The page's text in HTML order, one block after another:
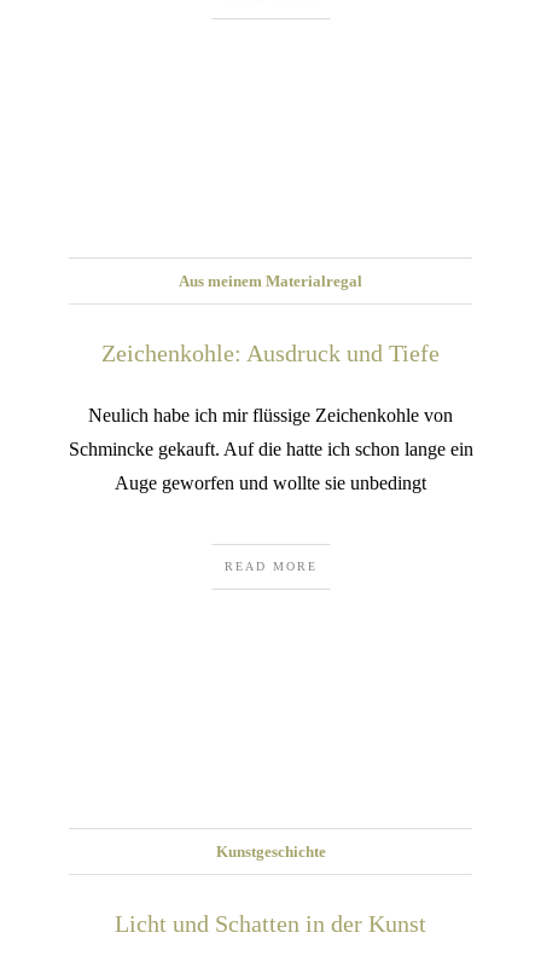
Aus meinem Materialregal
Zeichenkohle: Ausdruck und Tiefe
Neulich habe ich mir flüssige Zeichenkohle von
Schmincke gekauft. Auf die hatte ich schon lange ein
Auge geworfen und wollte sie unbedingt
READ MORE
Kunstgeschichte
Licht und Schatten in der Kunst